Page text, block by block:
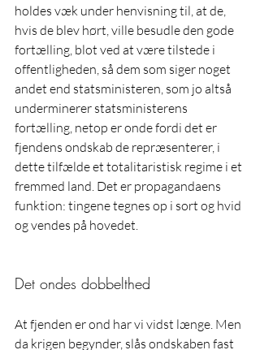
holdes væk under henvisning til, at de,
hvis de blev hørt, ville besudle den gode
fortælling, blot ved at være tilstede i
offentligheden, så dem som siger noget
andet end statsministeren, som jo altså
underminerer statsministerens
fortælling, netop er onde fordi det er
fjendens ondskab de repræsenterer, i
dette tilfælde et totalitaristisk regime i et
fremmed land. Det er propagandaens
funktion: tingene tegnes op i sort og hvid
og vendes på hovedet.
Det ondes dobbelthed
At fjenden er ond har vi vidst længe. Men
da krigen begynder, slås ondskaben fast